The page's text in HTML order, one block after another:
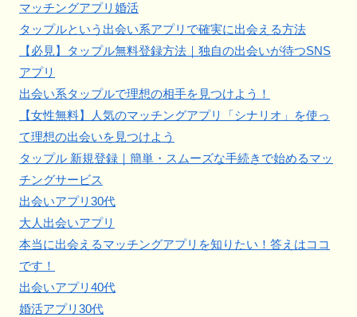
マッチングアプリ婚活
タップルという出会い系アプリで確実に出会える方法
【必見】タップル無料登録方法｜独自の出会いが待つSNS
アプリ
出会い系タップルで理想の相手を見つけよう！
【女性無料】人気のマッチングアプリ「シナリオ」を使っ
て理想の出会いを見つけよう
タップル 新規登録｜簡単・スムーズな手続きで始めるマッ
チングサービス
出会いアプリ30代
大人出会いアプリ
本当に出会えるマッチングアプリを知りたい！答えはココ
です！
出会いアプリ40代
婚活アプリ30代